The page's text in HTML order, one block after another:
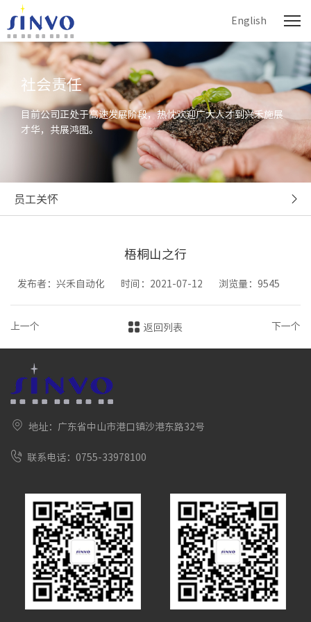
English
社会责任
目前公司正处于高速发展阶段，热忱欢迎广大人才到兴禾施展
才华，共展鸿图。
员工关怀
梧桐山之行
发布者：兴禾自动化 时间：2021-07-12 浏览量：9545
上一个 返回列表 下一个
地址：广东省中山市港口镇沙港东路32号
联系电话：0755-33978100